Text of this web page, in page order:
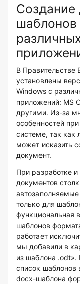
Создание
шаблонов
В Правительстве
установлены
Windows с
приложений: MS
другими. Из-за
особенностей
системе, так как
может исказить
документ.
При разработке
документов
только для
функциональная
шаблонов
работает
мы добавили в
из шаблона .odt».
список шаблонов
docx-шаблона